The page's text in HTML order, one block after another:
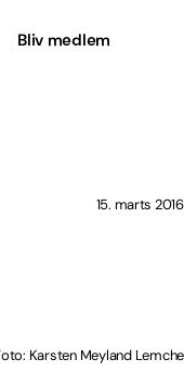
Bliv medlem
15. marts 2016
Karsten Meyland Lemche